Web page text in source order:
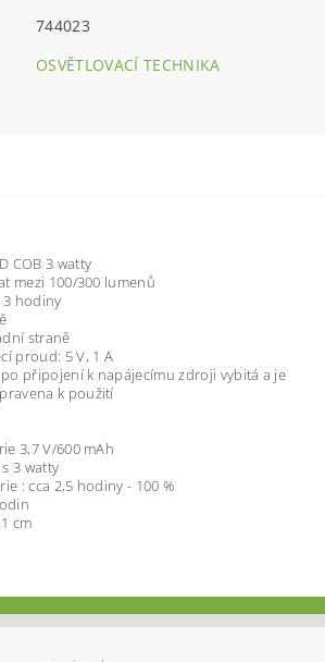
744023
OSVĚTLOVACÍ TECHNIKA
COB 3 watty
mezi 100/300 lumenů
3 hodiny
straně
proud: 5 V, 1 A
připojení k napájecímu zdroji vybitá a je
k použití
3,7 V/600 mAh
3 watty
: cca 2,5 hodiny - 100 %
cm